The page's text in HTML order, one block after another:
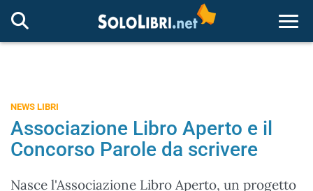
NEWS LIBRI
Associazione Libro Aperto e il
Concorso Parole da scrivere
Nasce l'Associazione Libro Aperto, un progetto